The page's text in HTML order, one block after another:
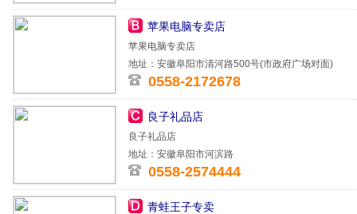
苹果电脑专卖店
苹果电脑专卖店
地址：安徽阜阳市清河路500号(市政府广场对面)
0558-2172678
良子礼品店
良子礼品店
地址：安徽阜阳市河滨路
0558-2574444
青蛙王子专卖